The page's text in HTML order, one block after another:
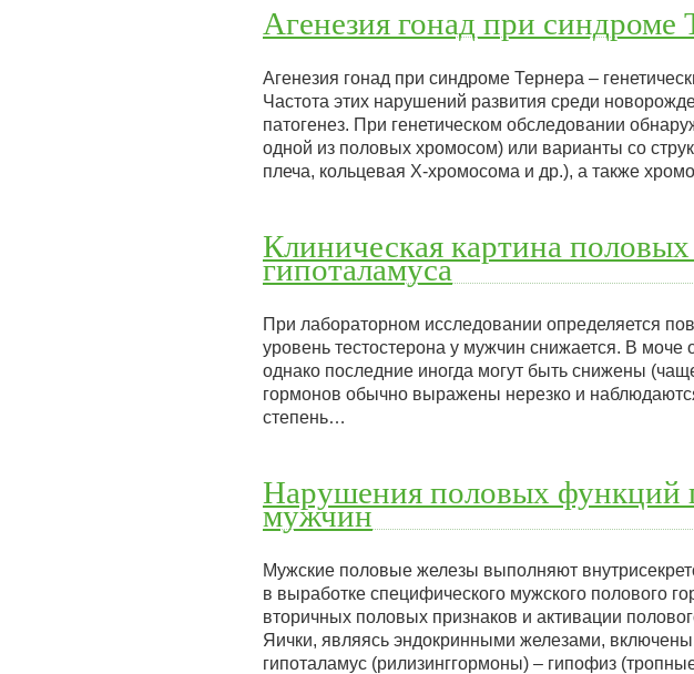
Агенезия гонад при синдроме
Агенезия гонад при синдроме Тернера –
Частота этих нарушений развития среди
патогенез. При генетическом обследовании
одной из половых хромосом) или варианты со
плеча, кольцевая Х-хромосома и др.), а также
Клиническая картина
гипоталамуса
При лабораторном исследовании определяется
уровень тестостерона у мужчин снижается. В
однако последние иногда могут быть снижены
гормонов обычно выражены нерезко и
степень…
Нарушения половых функций
мужчин
Мужские половые железы выполняют
в выработке специфического мужского полового
вторичных половых признаков и активации
Яички, являясь эндокринными железами,
гипоталамус (рилизинггормоны) – гипофиз